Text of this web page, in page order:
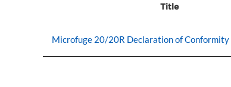
Title
Microfuge 20/20R Declaration of Conformity